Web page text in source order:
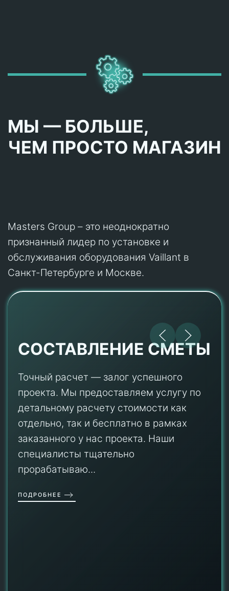
МЫ — БОЛЬШЕ,
ЧЕМ ПРОСТО МАГАЗИН
Masters Group – это неоднократно
признанный лидер по установке и
обслуживания оборудования Vaillant в
Санкт-Петербурге и Москве.
СОСТАВЛЕНИЕ СМЕТЫ
Точный расчет — залог успешного
проекта. Мы предоставляем услугу по
детальному расчету стоимости как
отдельно, так и бесплатно в рамках
заказанного у нас проекта. Наши
специалисты тщательно
прорабатываю...
ПОДРОБНЕЕ